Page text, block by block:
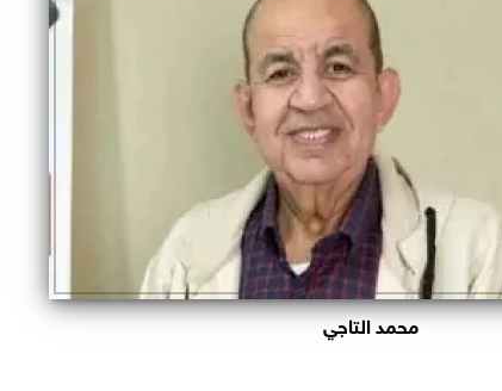
محمد التاجي